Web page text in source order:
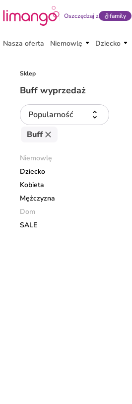
Oszczędzaj z family
Nasza oferta Niemowlę Dziecko
Sklep
Buff wyprzedaż
Popularność
Buff
Niemowlę
Dziecko
Kobieta
Mężczyzna
Dom
SALE